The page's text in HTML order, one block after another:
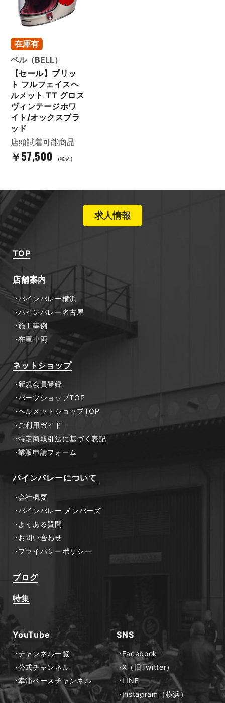
在庫有
ベル（BELL）
【セール】ブリッ
ト フルフェイスヘ
ルメット TT グロス
ヴィンテージホワ
イト/オックスブラ
ッド
店頭試着可能商品
￥57,500 (税込)
求人情報
TOP
店舗案内
パインバレー横浜
パインバレー名古屋
施工事例
在庫車両
ネットショップ
新規会員登録
パーツショップTOP
ヘルメットショップTOP
ご利用ガイド
特定商取引法に基づく表記
業販申請フォーム
パインバレーについて
会社概要
パインバレー メンバーズ
よくある質問
お問い合わせ
プライバシーポリシー
ブログ
特集
YouTube
チャンネル一覧
公式チャンネル
幸浦ベースチャンネル
SNS
Facebook
X（旧Twitter）
LINE
Instagram（横浜）